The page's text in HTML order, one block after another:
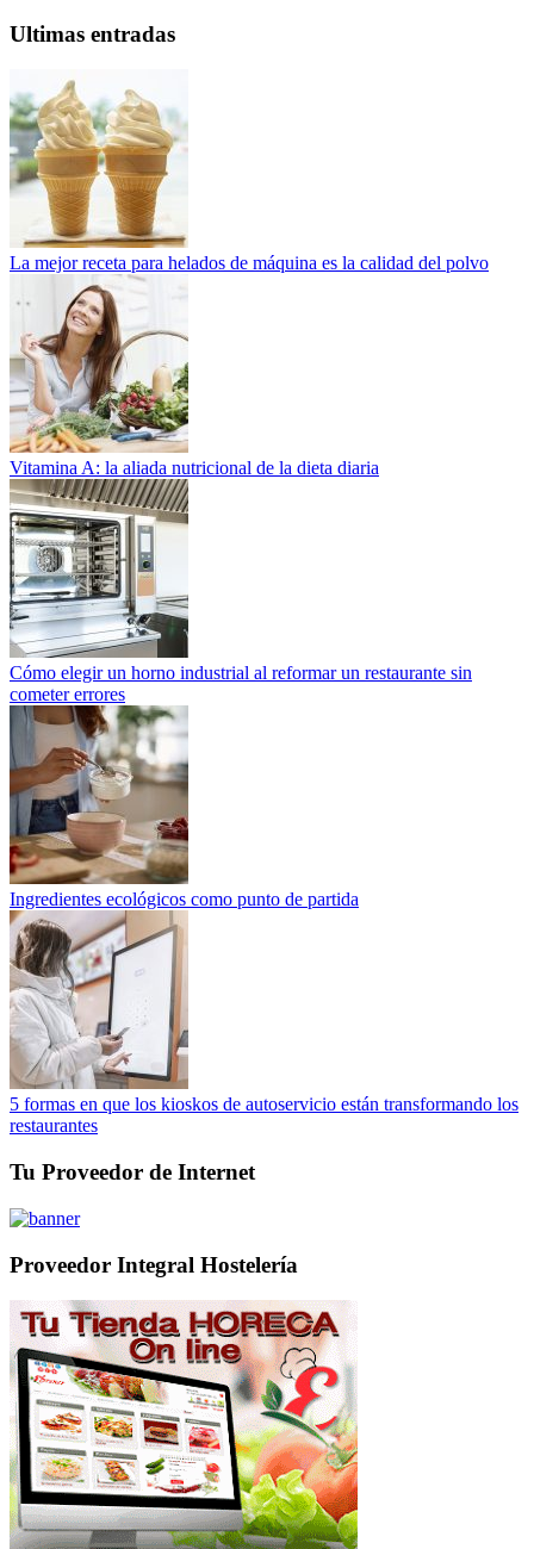
Ultimas entradas
La mejor receta para helados de máquina es la calidad del polvo
Vitamina A: la aliada nutricional de la dieta diaria
Cómo elegir un horno industrial al reformar un restaurante sin
cometer errores
Ingredientes ecológicos como punto de partida
5 formas en que los kioskos de autoservicio están transformando los
restaurantes
Tu Proveedor de Internet
Proveedor Integral Hostelería